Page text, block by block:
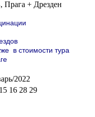
в стоимости тура
2022
16 28 29